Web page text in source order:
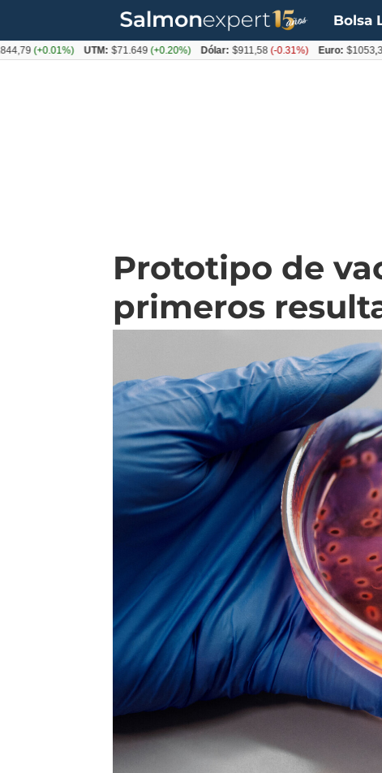
Bolsa
Prototipo de
primeros
UTM: $71.649 (+0.20%) Dólar: $911,58 (-0.31%) Euro: $1053,36(-